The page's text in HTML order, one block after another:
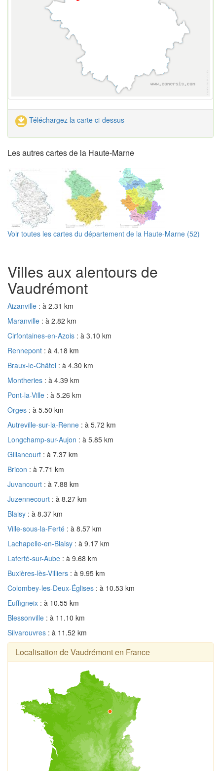
Téléchargez la carte ci-dessus
Les autres cartes de la Haute-Marne
Voir toutes les cartes du département de la Haute-Marne (52)
Villes aux alentours de
Vaudrémont
Aizanville : à 2.31 km
Maranville : à 2.82 km
Cirfontaines-en-Azois : à 3.10 km
Rennepont : à 4.18 km
Braux-le-Châtel : à 4.30 km
Montheries : à 4.39 km
Pont-la-Ville : à 5.26 km
Orges : à 5.50 km
Autreville-sur-la-Renne : à 5.72 km
Longchamp-sur-Aujon : à 5.85 km
Gillancourt : à 7.37 km
Bricon : à 7.71 km
Juvancourt : à 7.88 km
Juzennecourt : à 8.27 km
Blaisy : à 8.37 km
Ville-sous-la-Ferté : à 8.57 km
Lachapelle-en-Blaisy : à 9.17 km
Laferté-sur-Aube : à 9.68 km
Buxières-lès-Villiers : à 9.95 km
Colombey-les-Deux-Églises : à 10.53 km
Euffigneix : à 10.55 km
Blessonville : à 11.10 km
Silvarouvres : à 11.52 km
Localisation de Vaudrémont en France